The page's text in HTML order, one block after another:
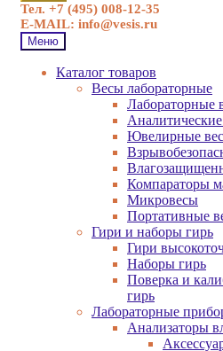
Тел. +7 (495) 008-12-35
E-MAIL: info@vesis.ru
Меню
Каталог товаров
Весы лабораторные
Лабораторные
Ювелирные
Компараторы
Микровесы
Портативные
Гири и наборы гирь
Гири
Наборы гирь
Поверка и
гирь
Лабораторные
Анализаторы